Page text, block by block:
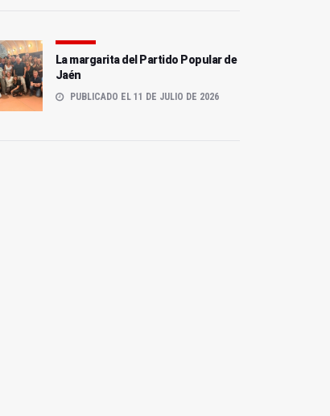
La margarita del Partido Popular de
Jaén
PUBLICADO EL 11 DE JULIO DE 2026